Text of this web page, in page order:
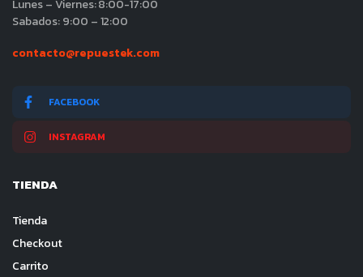
Lunes – Viernes: 8:00-17:00
Sabados: 9:00 – 12:00
contacto@repuestek.com
FACEBOOK
INSTAGRAM
TIENDA
Tienda
Checkout
Carrito